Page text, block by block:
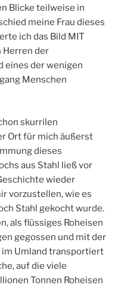
Blicke teilweise in
meine Frau dieses
ich das Bild MIT
Herren der
eines der wenigen
Menschen
skurrilen
Ort für mich äußerst
dieses
aus Stahl ließ vor
wieder
vorzustellen, wie es
Stahl gekocht wurde.
als flüssiges Roheisen
gegossen und mit der
im Umland transportiert
auf die viele
Tonnen Roheisen